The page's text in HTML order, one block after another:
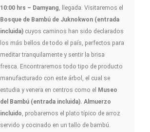
10:00 hrs – Damyang , llegada. Visitaremos el
Bosque de Bambú de Juknokwon (entrada
incluida) cuyos caminos han sido declarados
los más bellos de todo el país, perfectos para
meditar tranquilamente y sentir la brisa
fresca. Encontraremos todo tipo de producto
manufacturado con este árbol, el cual se
estudia y venera en centros como el Museo
del Bambú (entrada incluida). Almuerzo
incluido , probaremos el plato típico de arroz
servido y cocinado en un tallo de bambú.